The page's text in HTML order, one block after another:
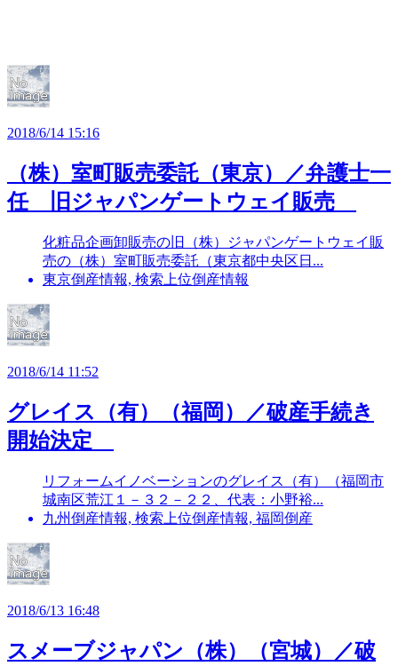
2018/6/14 15:16
（株）室町販売委託（東京）／弁護士一
任 旧ジャパンゲートウェイ販売
化粧品企画卸販売の旧（株）ジャパンゲートウェイ販
売の（株）室町販売委託（東京都中央区日...
東京倒産情報, 検索上位倒産情報
2018/6/14 11:52
グレイス（有）（福岡）／破産手続き
開始決定
リフォームイノベーションのグレイス（有）（福岡市
城南区荒江１－３２－２２、代表：小野裕...
九州倒産情報, 検索上位倒産情報, 福岡倒産
2018/6/13 16:48
スメーブジャパン（株）（宮城）／破